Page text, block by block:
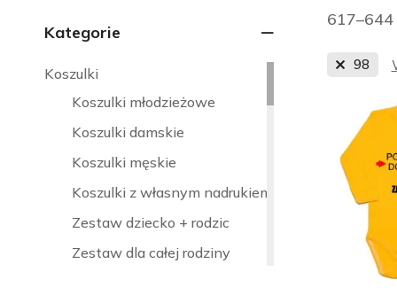
Kategorie
Koszulki
Koszulki młodzieżowe
Koszulki damskie
Koszulki męskie
Koszulki z własnym nadrukiem
Zestaw dziecko + rodzic
Zestaw dla całej rodziny
98